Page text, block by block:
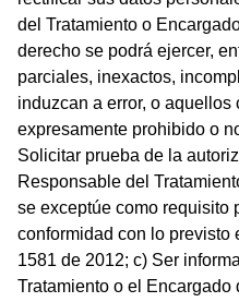
del Tratamiento o
derecho se podrá ejercer,
parciales, inexactos,
induzcan a error, o aquellos
expresamente prohibido o
Solicitar prueba de la
Responsable del
se exceptúe como requisito
conformidad con lo previsto
1581 de 2012; c) Ser
Tratamiento o el Encargado